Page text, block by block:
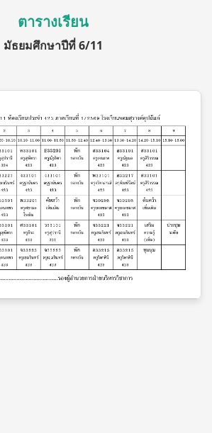
ตารางเรียน
มัธยมศึกษาปีที่ 6/11